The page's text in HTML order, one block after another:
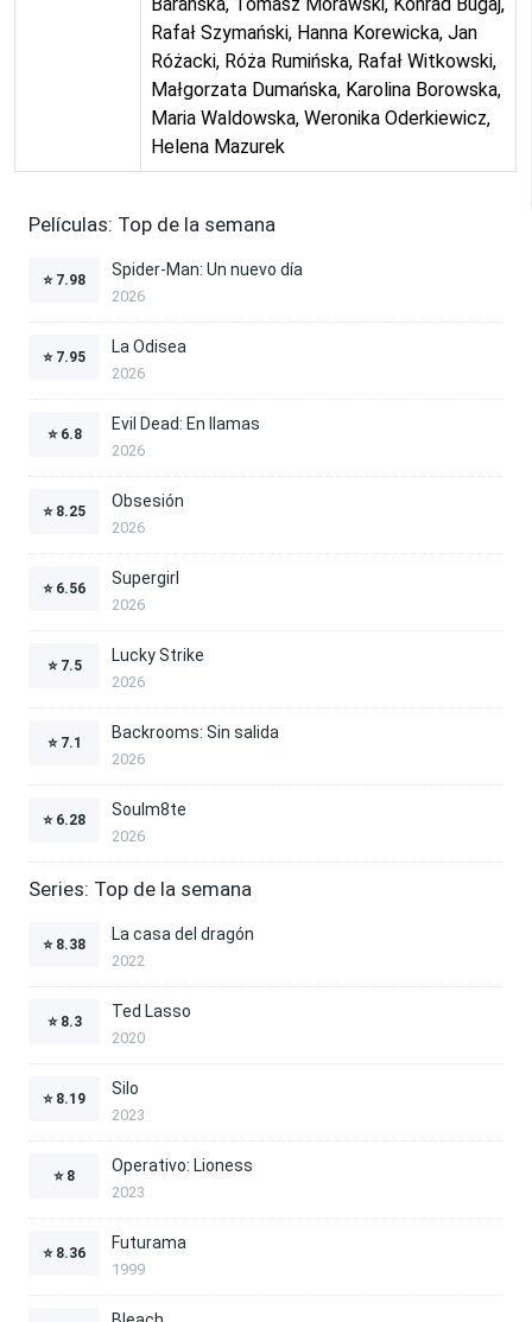
Rafał Szymański, Hanna Korewicka, Jan
Różacki, Róża Rumińska, Rafał Witkowski,
Małgorzata Dumańska, Karolina Borowska,
Maria Waldowska, Weronika Oderkiewicz,
Helena Mazurek
Películas: Top de la semana
⭐ 7.98
Spider-Man: Un nuevo día
2026
⭐ 7.95
La Odisea
2026
⭐ 6.8
Evil Dead: En llamas
2026
⭐ 8.25
Obsesión
2026
⭐ 6.56
Supergirl
2026
⭐ 7.5
Lucky Strike
2026
⭐ 7.1
Backrooms: Sin salida
2026
⭐ 6.28
Soulm8te
2026
Series: Top de la semana
⭐ 8.38
La casa del dragón
2022
⭐ 8.3
Ted Lasso
2020
⭐ 8.19
Silo
2023
⭐ 8
Operativo: Lioness
2023
⭐ 8.36
Futurama
1999